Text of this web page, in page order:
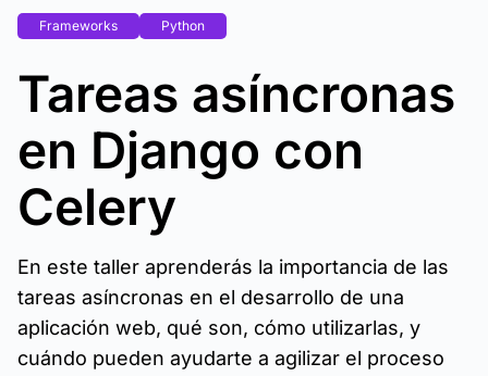
Frameworks Python
Tareas asíncronas
en Django con
Celery
En este taller aprenderás la importancia de las
tareas asíncronas en el desarrollo de una
aplicación web, qué son, cómo utilizarlas, y
cuándo pueden ayudarte a agilizar el proceso